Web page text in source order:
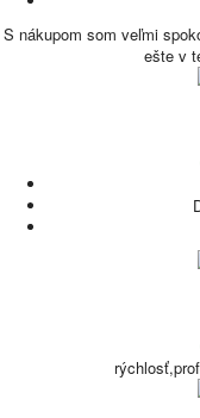
S nákupom som veľmi
ešte v